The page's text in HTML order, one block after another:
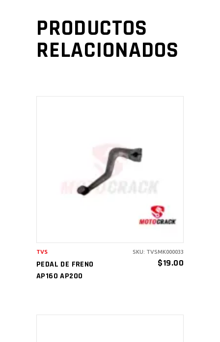
PRODUCTOS
RELACIONADOS
AÑADIR AL CARRITO
PEDAL DE FRENO
AP160 AP200
$19.00
TVS SKU: TVSMK000033